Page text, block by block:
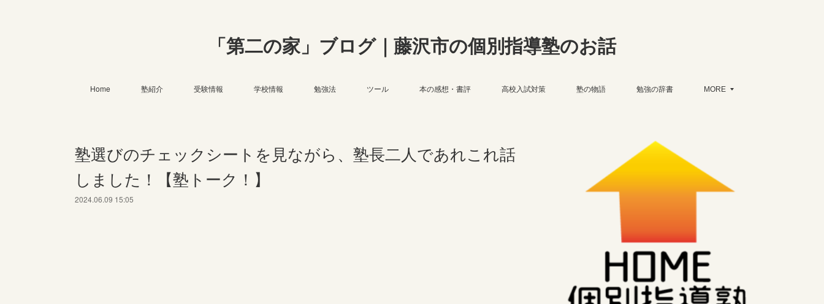
「第二の家」ブログ｜藤沢市の個別指導塾のお話
Home 塾紹介 受験情報 学校情報 勉強法 ツール 本の感想・書評 高校入試対策 塾の物語 勉強の辞書 MORE
塾選びのチェックシートを見ながら、塾長二人であれこれ話
しました！【塾トーク！】
2024.06.09 15:05